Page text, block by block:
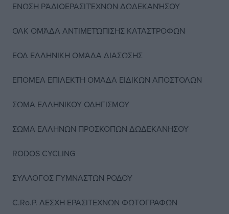
ΕΝΩΣΗ ΡΆΔΙΟΕΡΑΣΙΤΈΧΝΩΝ ΔΩΔΕΚΑΝΉΣΟΥ
ΟΑΚ ΟΜΆΔΑ ΑΝΤΙΜΕΤΏΠΙΣΗΣ ΚΑΤΑΣΤΡΟΦΩΝ
ΕΟΔ ΕΛΛΗΝΙΚΗ ΟΜΆΔΑ ΔΙΑΣΩΣΗΣ
ΕΠΟΜΕΑ ΕΠΙΛΕΚΤΗ ΟΜΑΔΑ ΕΙΔΙΚΩΝ ΑΠΟΣΤΟΛΩΝ
ΣΩΜΑ ΕΛΛΗΝΙΚΟΥ ΟΔΗΓΙΣΜΟΥ
ΣΩΜΑ ΕΛΛΗΝΩΝ ΠΡΟΣΚΟΠΩΝ ΔΩΔΕΚΑΝΗΣΟΥ
RODOS CYCLING
ΣΥΛΛΟΓΟΣ ΓΥΜΝΑΣΤΩΝ ΡΟΔΟΥ
C.Ro.P. ΛΕΣΧΗ ΕΡΑΣΙΤΕΧΝΩΝ ΦΩΤΟΓΡΑΦΩΝ